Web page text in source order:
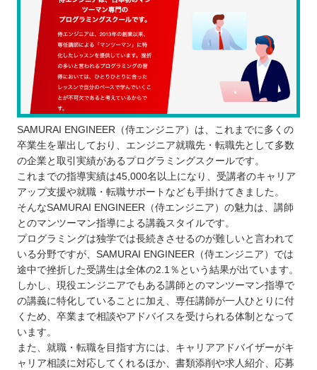
SAMURAI ENGINEER（侍エンジニア）は、これまでに多くの
卒業生を輩出しており、エンジニア就職先・転職先として多数
の企業と取引実績があるプログラミングスクールです。
これまでの指導実績は45,000名以上になり、受講者のキャリア
アップ支援や就職・転職サポートなども手掛けてきました。
そんなSAMURAI ENGINEER（侍エンジニア）の魅力は、講師
とのマンツーマン指導による講義スタイルです。
プログラミングは独学では長続きさせるのが難しいと言われて
いる分野ですが、SAMURAI ENGINEER（侍エンジニア）では
途中で挫折した受講生は全体の2.1％という結果が出ています。
しかし、現役エンジニアでもある講師とのマンツーマン指導で
の講義に特化していることに加え、専任講師が一人ひとりに付
くため、卒業まで相談やアドバイスを受けられる体制となって
います。
また、就職・転職を目指す方には、キャリアアドバイザーがキ
ャリア相談に対応してくれるほか、書類添削や求人紹介、応募